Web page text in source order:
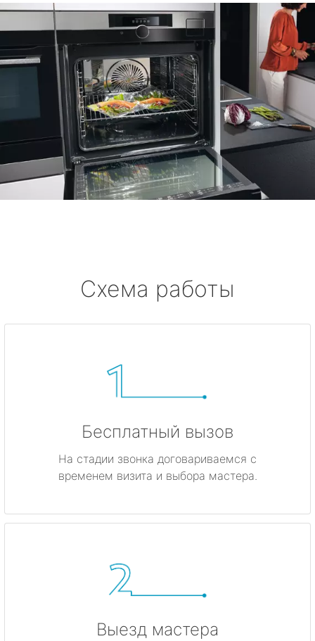
Схема работы
Бесплатный вызов
На стадии звонка договариваемся с
временем визита и выбора мастера.
Выезд мастера